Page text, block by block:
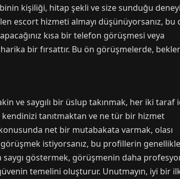
kişiliği, hitap şekli ve size sunduğu
escort hizmeti almayı düşünüyorsanız,
kısa bir telefon görüşmesi veya
bir fırsattır. Bu ön görüşmelerde,
ve saygılı bir üslup takınmak, her iki taraf
kendinizi tanıtmaktan ve ne tür bir hizmet
net bir mutabakata varmak, olası
görüşmek istiyorsanız, bu profillerin
göstermek, görüşmenin daha
temelini oluşturur. Unutmayın, iyi bir